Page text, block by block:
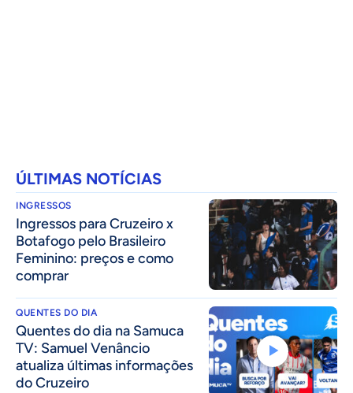
ÚLTIMAS NOTÍCIAS
INGRESSOS
Ingressos para Cruzeiro x
Botafogo pelo Brasileiro
Feminino: preços e como
comprar
QUENTES DO DIA
Quentes do dia na Samuca
TV: Samuel Venâncio
atualiza últimas informações
do Cruzeiro